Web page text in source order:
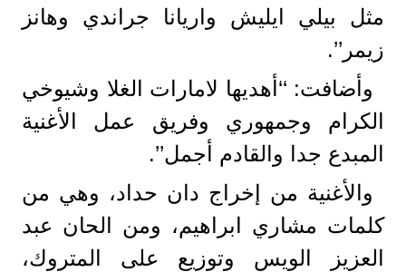
مثل بيلي ايليش واريانا جراندي وهانز
زيمر’’.
وأضافت: ‘‘أهديها لامارات الغلا وشيوخي
الكرام وجمهوري وفريق عمل الأغنية
المبدع جدا والقادم أجمل’’.
والأغنية من إخراج دان حداد، وهي من
كلمات مشاري ابراهيم، ومن الحان عبد
العزيز الويس وتوزيع على المتروك،